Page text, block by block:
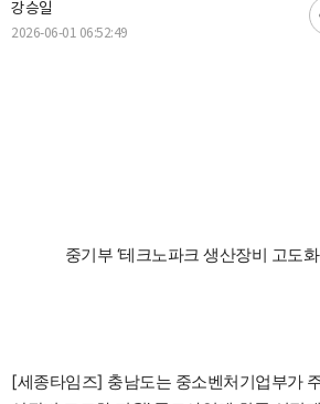
강승일
2026-06-01 06:52:49
중기부 ‘테크노파크 생산장비 고도
[세종타임즈] 충남도는 중소벤처기업부가